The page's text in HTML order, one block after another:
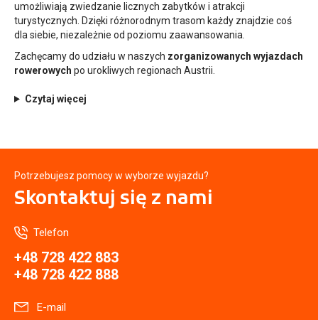
umożliwiają zwiedzanie licznych zabytków i atrakcji
turystycznych. Dzięki różnorodnym trasom każdy znajdzie coś
dla siebie, niezależnie od poziomu zaawansowania.
Zachęcamy do udziału w naszych zorganizowanych wyjazdach
rowerowych po urokliwych regionach Austrii.
Czytaj więcej
Potrzebujesz pomocy w wyborze wyjazdu?
Skontaktuj się z nami
Telefon
+48 728 422 883
+48 728 422 888
E-mail